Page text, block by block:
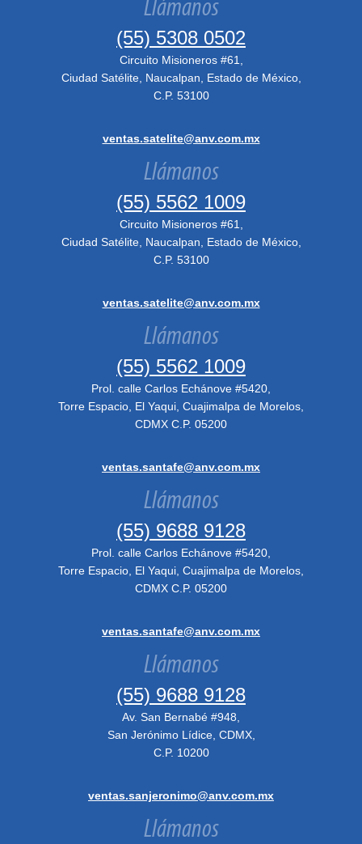
Llámanos
(55) 5308 0502
Circuito Misioneros #61,
Ciudad Satélite, Naucalpan, Estado de México,
C.P. 53100
ventas.satelite@anv.com.mx
Llámanos
(55) 5562 1009
Circuito Misioneros #61,
Ciudad Satélite, Naucalpan, Estado de México,
C.P. 53100
ventas.satelite@anv.com.mx
Llámanos
(55) 5562 1009
Prol. calle Carlos Echánove #5420,
Torre Espacio, El Yaqui, Cuajimalpa de Morelos,
CDMX C.P. 05200
ventas.santafe@anv.com.mx
Llámanos
(55) 9688 9128
Prol. calle Carlos Echánove #5420,
Torre Espacio, El Yaqui, Cuajimalpa de Morelos,
CDMX C.P. 05200
ventas.santafe@anv.com.mx
Llámanos
(55) 9688 9128
Av. San Bernabé #948,
San Jerónimo Lídice, CDMX,
C.P. 10200
ventas.sanjeronimo@anv.com.mx
Llámanos